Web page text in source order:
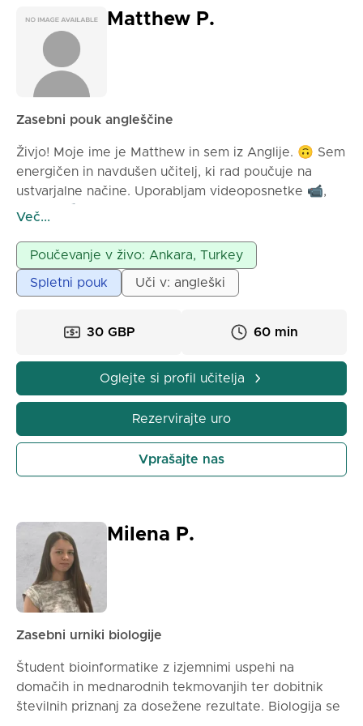
Matthew P.
Zasebni pouk angleščine
Živjo! Moje ime je Matthew in sem iz Anglije. 🙃 Sem
energičen in navdušen učitelj, ki rad poučuje na
ustvarjalne načine. Uporabljam videoposnetke 📹,
glasbo 🎵 in igre 🎮, da so pouk zanimivi in privlačni.
učencev na mojih urah, kar pomeni, da bodo moji
pouk prilagojeni vaši osebnosti!
Več...
Poučevanje v živo: Ankara, Turkey
Spletni pouk Uči v: angleški
30 GBP 60 min
Oglejte si profil učitelja
Rezervirajte uro
Vprašajte nas
Milena P.
Zasebni urniki biologije
Študent bioinformatike z izjemnimi uspehi na
domačih in mednarodnih tekmovanjih ter dobitnik
številnih priznanj za dosežene rezultate. Biologija se